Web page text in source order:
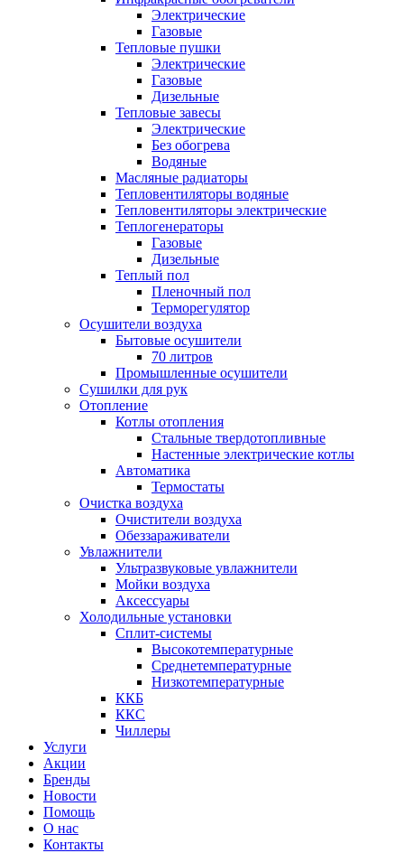
Электрические
Газовые
Тепловые пушки
Электрические
Газовые
Дизельные
Тепловые завесы
Электрические
Без обогрева
Водяные
Масляные радиаторы
Тепловентиляторы водяные
Тепловентиляторы электрические
Теплогенераторы
Газовые
Дизельные
Теплый пол
Пленочный пол
Терморегулятор
Осушители воздуха
Бытовые осушители
70 литров
Промышленные осушители
Сушилки для рук
Отопление
Котлы отопления
Стальные твердотопливные
Настенные электрические котлы
Автоматика
Термостаты
Очистка воздуха
Очистители воздуха
Обеззараживатели
Увлажнители
Ультразвуковые увлажнители
Мойки воздуха
Аксессуары
Холодильные установки
Сплит-системы
Высокотемпературные
Среднетемпературные
Низкотемпературные
ККБ
ККС
Чиллеры
Услуги
Акции
Бренды
Новости
Помощь
О нас
Контакты